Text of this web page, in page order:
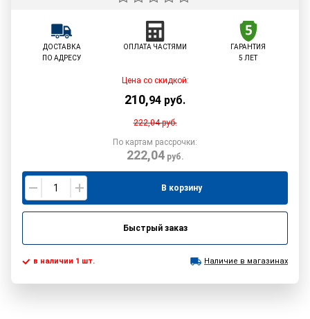
ДОСТАВКА
ПО АДРЕСУ
ОПЛАТА ЧАСТЯМИ
ГАРАНТИЯ
5 ЛЕТ
Цена со скидкой:
210,94 руб.
222,04руб.
По картам рассрочки:
222,04руб.
В корзину
Быстрый заказ
в наличии 1 шт. Наличие в магазинах